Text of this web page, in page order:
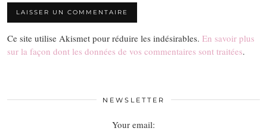
Ce site utilise Akismet pour réduire les indésirables. En savoir plus
sur la façon dont les données de vos commentaires sont traitées.
NEWSLETTER
Your email: